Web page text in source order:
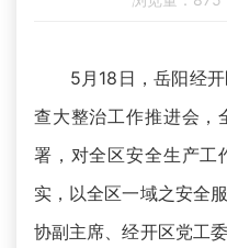
5月18日，岳阳经开
查大整治工作推进会，
署，对全区安全生产工
实，以全区一域之安全
协副主席、经开区党工